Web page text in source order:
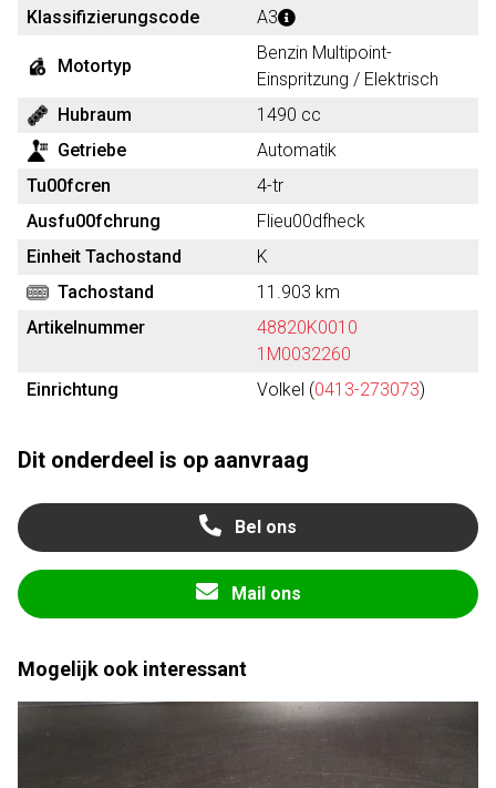
Klassifizierungscode
A3
Motortyp
Benzin Multipoint-
Einspritzung / Elektrisch
Hubraum
1490 cc
Getriebe
Automatik
Tu00fcren
4-tr
Ausfu00fchrung
Flieu00dfheck
Einheit Tachostand
K
Tachostand
11.903 km
Artikelnummer
48820K0010
1M0032260
Einrichtung
Volkel (0413-273073)
Dit onderdeel is op aanvraag
Bel ons
Mail ons
Mogelijk ook interessant